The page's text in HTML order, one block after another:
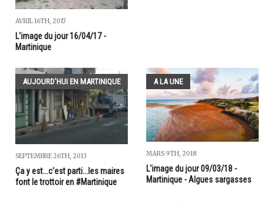
AVRIL 16TH, 2017
L'image du jour 16/04/17 -
Martinique
AUJOURD'HUI EN MARTINIQUE
SEPTEMBRE 26TH, 2013
Ça y est...c'est parti...les maires
font le trottoir en #Martinique
A LA UNE
MARS 9TH, 2018
L'image du jour 09/03/18 -
Martinique - Algues sargasses